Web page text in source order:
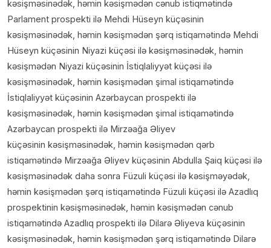
kəsişməsinədək, həmin kəsişmədən cənub istiqmətində
Parlament prospekti ilə Mehdi Hüseyn küçəsinin
kəsişməsinədək, həmin kəsişmədən şərq istiqamətində Mehdi
Hüseyn küçəsinin Niyazi küçəsi ilə kəsişməsinədək, həmin
kəsişmədən Niyazi küçəsinin İstiqlaliyyət küçəsi ilə
kəsişməsinədək, həmin kəsişmədən şimal istiqamətində
İstiqlaliyyət küçəsinin Azərbaycan prospekti ilə
kəsişməsinədək, həmin kəsişmədən şimal istiqamətində
Azərbaycan prospekti ilə Mirzəağa Əliyev
küçəsinin kəsişməsinədək, həmin kəsişmədən qərb
istiqamətində Mirzəağa Əliyev küçəsinin Abdulla Şaiq küçəsi ilə
kəsişməsinədək daha sonra Füzuli küçəsi ilə kəsişməyədək,
həmin kəsişmədən şərq istiqamətində Füzuli küçəsi ilə Azadlıq
prospektinin kəsişməsinədək, həmin kəsişmədən cənub
istiqamətində Azadlıq prospekti ilə Dilarə Əliyeva küçəsinin
kəsişməsinədək, həmin kəsişmədən şərq istiqamətində Dilarə